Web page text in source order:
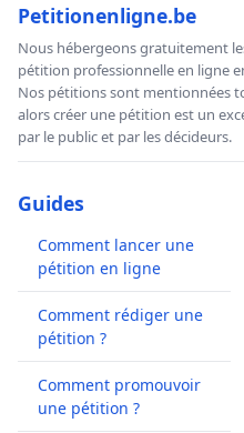
Petitionenligne.be
Nous hébergeons gratuitement
pétition professionnelle en ligne
Nos pétitions sont mentionnées
alors créer une pétition est un
par le public et par les décideurs.
Guides
Comment lancer une
pétition en ligne
Comment rédiger une
pétition ?
Comment promouvoir
une pétition ?